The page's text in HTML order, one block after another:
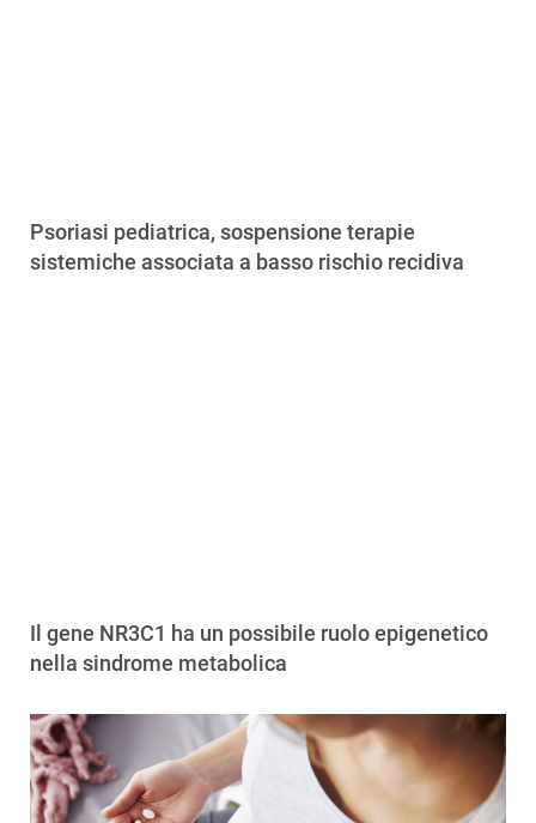
Psoriasi pediatrica, sospensione terapie
sistemiche associata a basso rischio recidiva
Il gene NR3C1 ha un possibile ruolo epigenetico
nella sindrome metabolica